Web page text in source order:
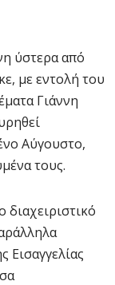
ύστερα από
με εντολή του
Γιάννη
Αύγουστο,
τους.
διαχειριστικό
Εισαγγελίας